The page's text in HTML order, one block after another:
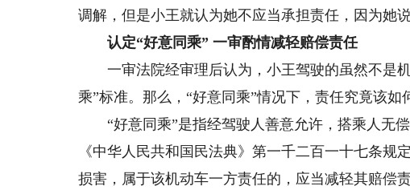
调解，但是小王就认为她不应当承担责任，因为她
认定“好意同乘” 一审酌情减轻赔偿责任
一审法院经审理后认为，小王驾驶的虽然不是机
乘”标准。那么，“好意同乘”情况下，责任究竟该
“好意同乘”是指经驾驶人善意允许，搭乘人无
《中华人民共和国民法典》第一千二百一十七条规
损害，属于该机动车一方责任的，应当减轻其赔偿